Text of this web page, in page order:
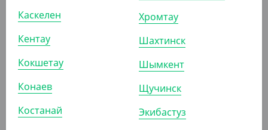
(19.90₸
Cтакан бумажный 350 мл, красный, однослойный, d 90
мм
УП (50)
Каскелен
Кентау
Кокшетау
Конаев
Костанай
Хромтау
Шахтинск
Шымкент
Щучинск
Экибастуз